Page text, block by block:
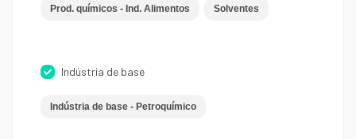
Prod. químicos - Ind. Alimentos Solventes
Indústria de base
Indústria de base - Petroquímico